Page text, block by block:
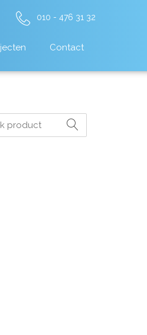
010 - 476 31 32
Contact